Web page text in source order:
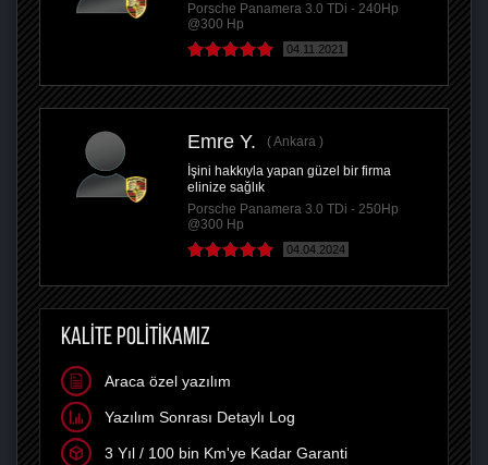
Porsche Panamera 3.0 TDi - 240Hp
@300 Hp
04.11.2021
Emre Y.
Ankara
İşini hakkıyla yapan güzel bir firma
elinize sağlık
Porsche Panamera 3.0 TDi - 250Hp
@300 Hp
04.04.2024
KALİTE POLİTİKAMIZ
Araca özel yazılım
Yazılım Sonrası Detaylı Log
3 Yıl / 100 bin Km'ye Kadar Garanti